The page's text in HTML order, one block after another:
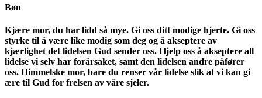
Bøn
Kjære mor, du har lidd så mye. Gi oss ditt modige hjerte. Gi oss
styrke til å være like modig som deg og å akseptere av
kjærlighet det lidelsen Gud sender oss. Hjelp oss å akseptere all
lidelse vi selv har forårsaket, samt den lidelsen andre påfører
oss. Himmelske mor, bare du renser vår lidelse slik at vi kan gi
ære til Gud for frelsen av våre sjeler.